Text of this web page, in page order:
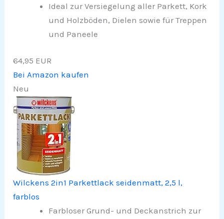
Ideal zur Versiegelung aller Parkett, Kork
und Holzböden, Dielen sowie für Treppen
und Paneele
64,95 EUR
Bei Amazon kaufen
Neu
Wilckens 2in1 Parkettlack seidenmatt, 2,5 l,
farblos
Farbloser Grund- und Deckanstrich zur